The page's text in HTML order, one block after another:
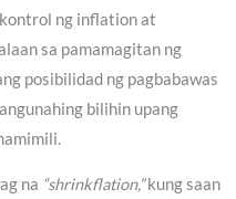
ng inflation at
sa pamamagitan ng
posibilidad ng pagbabawas
bilihin upang
na “shrinkflation,”kung saan